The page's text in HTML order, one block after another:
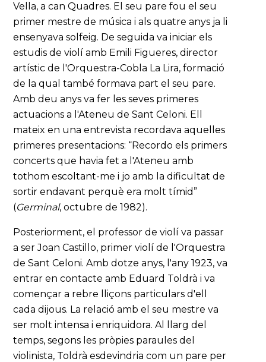
Vella, a can Quadres. El seu pare fou el seu
primer mestre de música i als quatre anys ja li
ensenyava solfeig. De seguida va iniciar els
estudis de violí amb Emili Figueres, director
artístic de l'Orquestra-Cobla La Lira, formació
de la qual també formava part el seu pare.
Amb deu anys va fer les seves primeres
actuacions a l'Ateneu de Sant Celoni. Ell
mateix en una entrevista recordava aquelles
primeres presentacions: “Recordo els primers
concerts que havia fet a l'Ateneu amb
tothom escoltant-me i jo amb la dificultat de
sortir endavant perquè era molt tímid”
(Germinal, octubre de 1982).
Posteriorment, el professor de violí va passar
a ser Joan Castillo, primer violí de l'Orquestra
de Sant Celoni. Amb dotze anys, l'any 1923, va
entrar en contacte amb Eduard Toldrà i va
començar a rebre lliçons particulars d'ell
cada dijous. La relació amb el seu mestre va
ser molt intensa i enriquidora. Al llarg del
temps, segons les pròpies paraules del
violinista, Toldrà esdevindria com un pare per